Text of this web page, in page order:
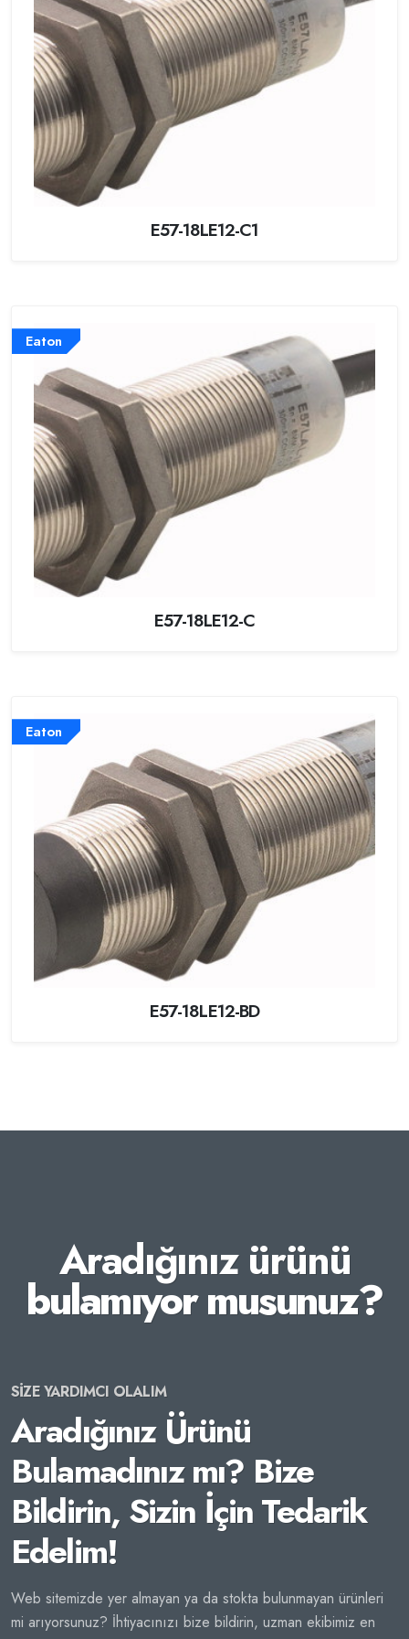
E57-18LE12-C1
Eaton
E57-18LE12-C
Eaton
E57-18LE12-BD
Aradığınız ürünü
bulamıyor musunuz?
SİZE YARDIMCI OLALIM
Aradığınız Ürünü
Bulamadınız mı? Bize
Bildirin, Sizin İçin Tedarik
Edelim!
Web sitemizde yer almayan ya da stokta bulunmayan ürünleri
mi arıyorsunuz? İhtiyacınızı bize bildirin, uzman ekibimiz en